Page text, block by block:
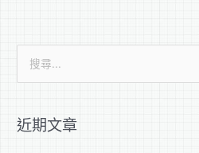
鍵
近期文章